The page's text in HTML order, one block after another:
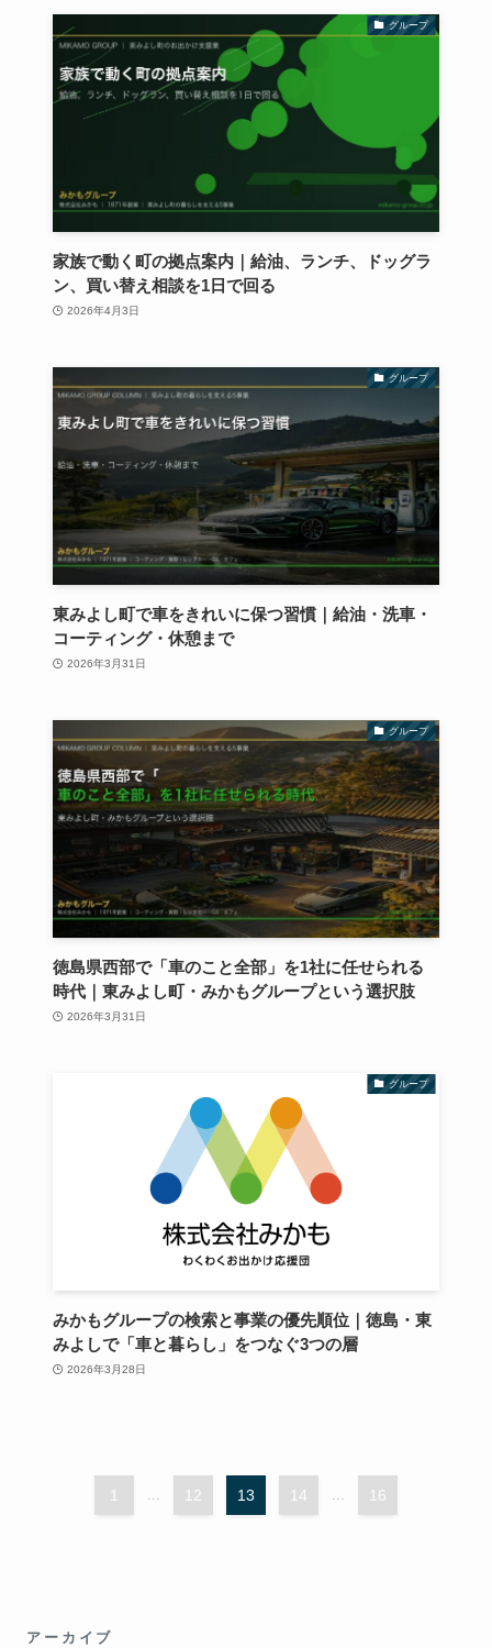
グループ
家族で動く町の拠点案内｜給油、ランチ、ドッグラ
ン、買い替え相談を1日で回る
2026年4月3日
グループ
東みよし町で車をきれいに保つ習慣｜給油・洗車・
コーティング・休憩まで
2026年3月31日
グループ
徳島県西部で「車のこと全部」を1社に任せられる
時代｜東みよし町・みかもグループという選択肢
2026年3月31日
グループ
みかもグループの検索と事業の優先順位｜徳島・東
みよしで「車と暮らし」をつなぐ3つの層
2026年3月28日
1 12 13 14 16
アーカイブ